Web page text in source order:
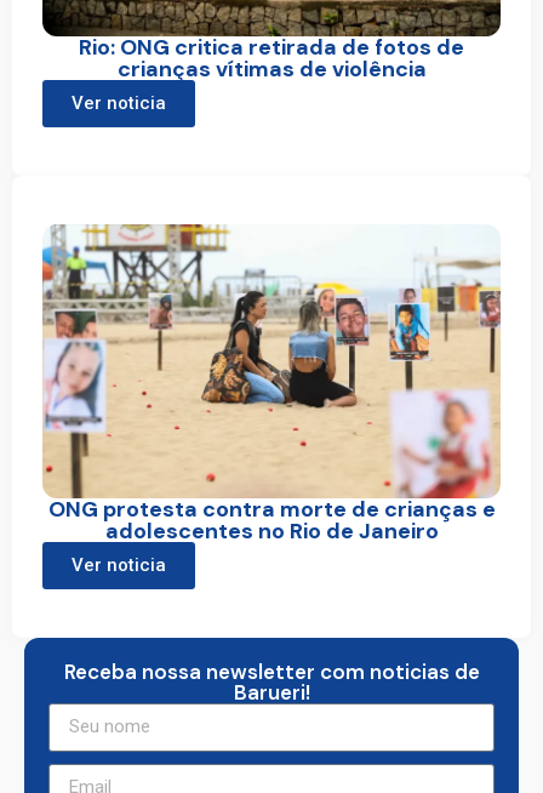
Rio: ONG critica retirada de fotos de
crianças vítimas de violência
Ver noticia
ONG protesta contra morte de crianças e
adolescentes no Rio de Janeiro
Ver noticia
Receba nossa newsletter com noticias de
Barueri!